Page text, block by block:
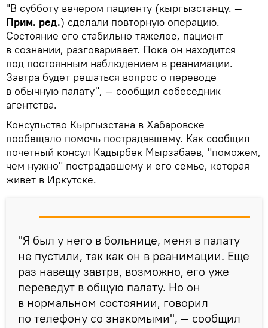
"В субботу вечером пациенту (кыргызстанцу. —
Прим. ред.) сделали повторную операцию.
Состояние его стабильно тяжелое, пациент
в сознании, разговаривает. Пока он находится
под постоянным наблюдением в реанимации.
Завтра будет решаться вопрос о переводе
в обычную палату", — сообщил собеседник
агентства.
Консульство Кыргызстана в Хабаровске
пообещало помочь пострадавшему. Как сообщил
почетный консул Кадырбек Мырзабаев, "поможем,
чем нужно" пострадавшему и его семье, которая
живет в Иркутске.
"Я был у него в больнице, меня в палату
не пустили, так как он в реанимации. Еще
раз навещу завтра, возможно, его уже
переведут в общую палату. Но он
в нормальном состоянии, говорил
по телефону со знакомыми", — сообщил